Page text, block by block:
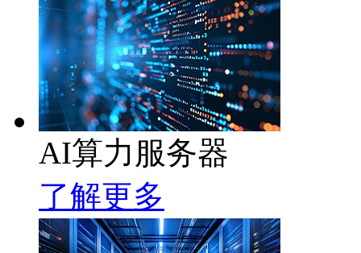
AI算力服务器
了解更多